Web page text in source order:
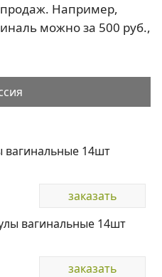
продаж. Например,
можно за 500 руб.,
вагинальные 14шт
заказать
вагинальные 14шт
заказать